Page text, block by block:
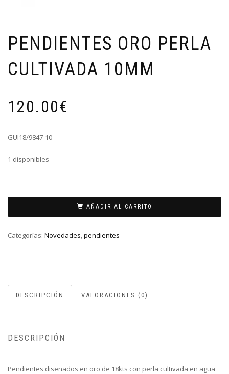
PENDIENTES ORO PERLA
CULTIVADA 10MM
120.00€
GUI18/9847-10
1 disponibles
PERLA
10MM
AÑADIR AL CARRITO
Categorías: Novedades,pendientes
DESCRIPCIÓN VALORACIONES (0)
DESCRIPCIÓN
Pendientes diseñados en oro de 18kts con perla cultivada en agua